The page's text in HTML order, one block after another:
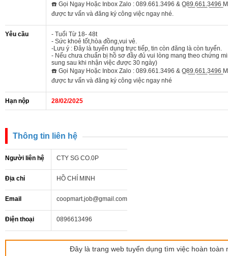
☎️ Gọi Ngay Hoặc Inbox Zalo : 089.661.3496 & O̲8̲9̲.6̲6̲1̲.3̲4̲9̲6̲
được tư vấn và đăng ký công việc ngay nhé.
Yêu cầu
- Tuổi Từ 18- 48t
- Sức khoẻ tốt,hòa đồng,vui vẻ.
-Lưu ý : Đây là tuyển dụng trực tiếp, tin còn đăng là còn tuyển.
- Nếu chưa chuẩn bị hồ sơ đầy đủ vui lòng mang theo chứng
sung sau khi nhận việc được 30 ngày)
☎️ Gọi Ngay Hoặc Inbox Zalo : 089.661.3496 & O̲8̲9̲.6̲6̲1̲.3̲4̲9̲6̲
được tư vấn và đăng ký công việc ngay nhé
Hạn nộp 28/02/2025
Thông tin liên hệ
Người liên hệ CTY SG CO.0P
Địa chỉ HỒ CHÍ MINH
Email coopmart.job@gmail.com
Điện thoại 0896613496
Đây là trang web tuyển dụng tìm việc hoàn toàn